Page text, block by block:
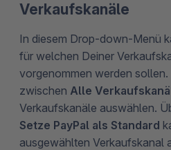
Verkaufskanäle
In diesem Drop-down-Menü
für welchen Deiner
vorgenommen werden sollen.
zwischen Alle
Verkaufskanäle auswählen.
Setze PayPal als Standard
ausgewählten Verkaufskanal